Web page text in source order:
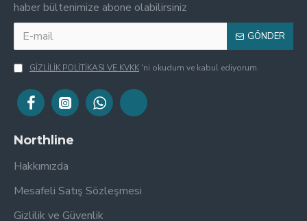
haber bültenimize abone olabilirsiniz
GÖNDER
GİZLİLİK POLİTİKASI VE KVKK 'ni okudum ve kabul ediyorum.
Northline
Hakkımızda
Mesafeli Satış Sözleşmesi
Gizlilik ve Güvenlik